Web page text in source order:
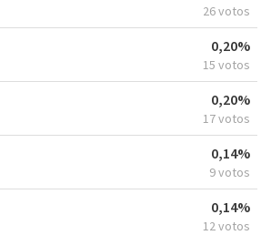
26 votos
0,20%
15 votos
0,20%
17 votos
0,14%
9 votos
0,14%
12 votos